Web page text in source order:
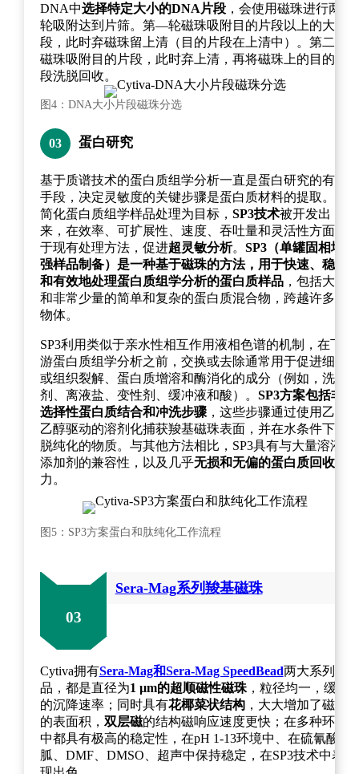
DNA中选择特定大小的DNA片段，会使用磁珠进行两
轮吸附达到片筛。第—轮磁珠吸附目的片段以上的大片
段，此时弃磁珠留上清（目的片段在上清中）。第二轮
磁珠吸附目的片段，此时弃上清，再将磁珠上的目的片
段洗脱回收。
图4：DNA大小片段磁珠分选
03 蛋白研究
基于质谱技术的蛋白质组学分析一直是蛋白研究的有力
手段，决定灵敏度的关键步骤是蛋白质材料的提取。以
简化蛋白质组学样品处理为目标， SP3技术被开发出
来，在效率、可扩展性、速度、吞吐量和灵活性方面优
于现有处理方法，促进超灵敏分析。 SP3（单罐固相增
强样品制备）是一种基于磁珠的方法，用于快速、稳健
和有效地处理蛋白质组学分析的蛋白质样品，包括大量
和非常少量的简单和复杂的蛋白质混合物，跨越许多生
物体。
SP3利用类似于亲水性相互作用液相色谱的机制，在下
游蛋白质组学分析之前，交换或去除通常用于促进细胞
或组织裂解、蛋白质增溶和酶消化的成分（例如，洗涤
剂、离液盐、变性剂、缓冲液和酸）。 SP3方案包括非
选择性蛋白质结合和冲洗步骤，这些步骤通过使用乙腈/
乙醇驱动的溶剂化捕获羧基磁珠表面，并在水条件下洗
脱纯化的物质。与其他方法相比，SP3具有与大量溶液
添加剂的兼容性，以及几乎无损和无偏的蛋白质回收能
力。
图5：SP3方案蛋白和肽纯化工作流程
03
Sera-Mag系列羧基磁珠
Cytiva拥有Sera-Mag和Sera-Mag SpeedBead两大系列产
品 ，都是直径为1 µm的超顺磁性磁珠，粒径均一，缓慢
的沉降速率；同时具有花椰菜状结构，大大增加了磁珠
的表面积， 双层磁的结构磁响应速度更快；在多种环境
中都具有极高的稳定性，在pH 1-13环境中、在硫氰酸
胍、DMF、DMSO、超声中保持稳定，在SP3技术中表